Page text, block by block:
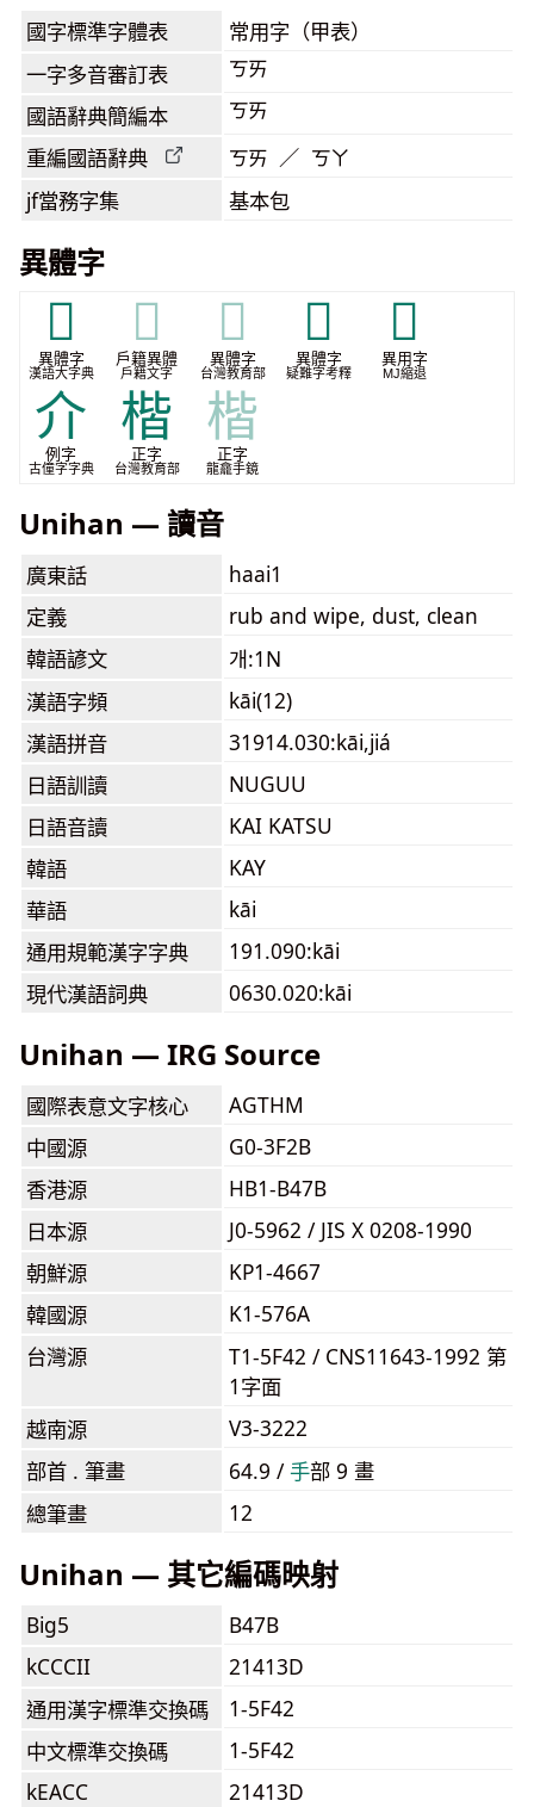
國字標準字體表 常用字（甲表）
一字多音審訂表 ㄎㄞ
國語辭典簡編本 ㄎㄞ
重編國語辭典 ㄎㄞ ／ ㄎㄚ
jf當務字集 基本包
異體字
𢾆
異體字
漢語大字典
𢾆
戶籍異體
戶籍文字
𢾆
異體字
台灣教育部
𩋧
異體字
疑難字考釋
𭤀
異用字
MJ縮退
介
例字
古僮字字典
楷
正字
台灣教育部
楷
正字
龍龕手鏡
Unihan — 讀音
廣東話
haai1
定義
rub and wipe, dust, clean
韓語諺文
개:1N
漢語字頻
kāi(12)
漢語拼音
31914.030:kāi,jiá
日語訓讀
NUGUU
日語音讀
KAI KATSU
韓語
KAY
華語
kāi
通用規範漢字字典
191.090:kāi
現代漢語詞典
0630.020:kāi
Unihan — IRG Source
國際表意文字核心
AGTHM
中國源
G0-3F2B
香港源
HB1-B47B
日本源
J0-5962 / JIS X 0208-1990
朝鮮源
KP1-4667
韓國源
K1-576A
台灣源
T1-5F42 / CNS11643-1992 第
1字面
越南源
V3-3222
部首 . 筆畫
64.9 /⼿部 9 畫
總筆畫
12
Unihan — 其它編碼映射
Big5
B47B
kCCCII
21413D
通用漢字標準交換碼
1-5F42
中文標準交換碼
1-5F42
kEACC
21413D